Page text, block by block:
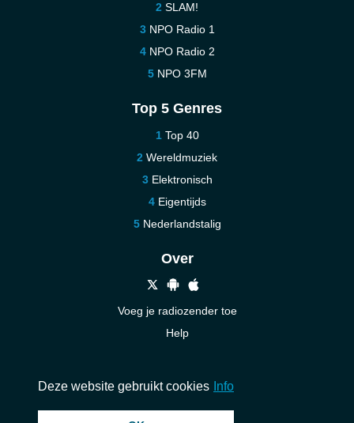
SLAM!
NPO Radio 1
NPO Radio 2
NPO 3FM
Top 5 Genres
Top 40
Wereldmuziek
Elektronisch
Eigentijds
Nederlandstalig
Over
Voeg je radiozender toe
Help
Deze website gebruikt cookies Info